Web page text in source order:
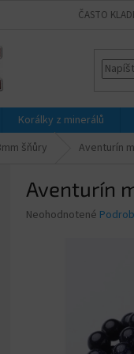
ČASTO
Korálky z minerálů
šňůry Aventurín
Aventurín
Priemerné
Neohodnotené